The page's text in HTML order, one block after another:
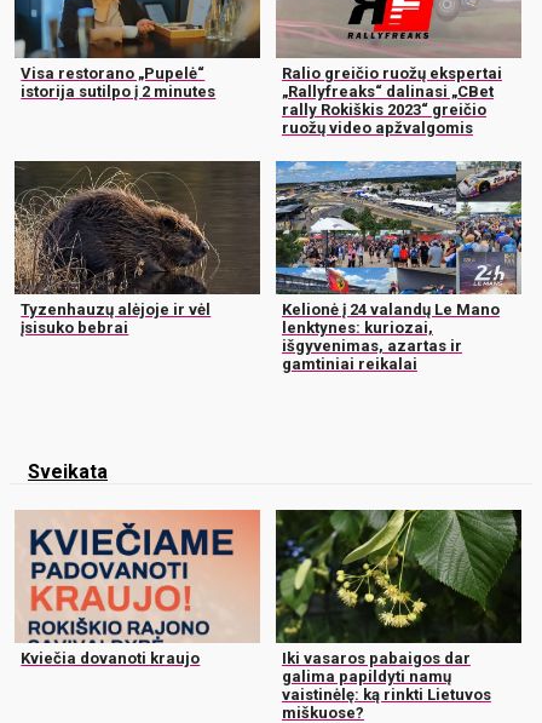
Visa restorano „Pupelė“
istorija sutilpo į 2 minutes
Ralio greičio ruožų ekspertai
„Rallyfreaks“ dalinasi „CBet
rally Rokiškis 2023“ greičio
ruožų video apžvalgomis
Tyzenhauzų alėjoje ir vėl
įsisuko bebrai
Kelionė į 24 valandų Le Mano
lenktynes: kuriozai,
išgyvenimas, azartas ir
gamtiniai reikalai
Sveikata
Kviečia dovanoti kraujo
Iki vasaros pabaigos dar
galima papildyti namų
vaistinėlę: ką rinkti Lietuvos
miškuose?